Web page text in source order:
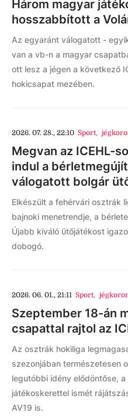
Három magyar
hosszabbított a
Az egyaránt válogatott -
van a vb-n a magyar
ott lesz a jégen a következő
hokicsapat mezében.
2026. 07. 28., 22:10 Sport,
Megvan az ICEHL-
indul a
válogatott bolgár
Elkészült a fehérvári osztrák
bajnoki menetrendje, a
Újabb kiváló ütőjátékost
dobogó.
2026. 06. 01., 21:11 Sport,
Szeptember 18-án
csapattal rajtol az
Az osztrák hokiliga
szezonjában természetesen
legutóbbi idény elődöntőse,
játékoskerettel ismét
AV19 is.